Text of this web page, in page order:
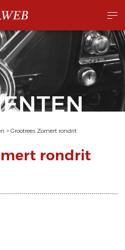
> Grootrees Zomert rondrit
rondrit